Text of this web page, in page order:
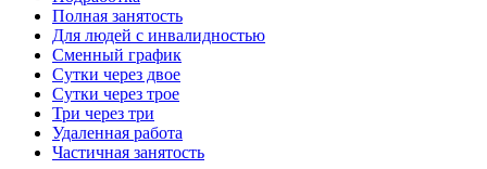
Полная занятость
Для людей с инвалидностью
Сменный график
Сутки через двое
Сутки через трое
Три через три
Удаленная работа
Частичная занятость